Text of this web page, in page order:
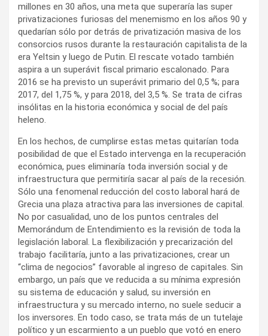
millones en 30 años, una meta que superaría las super
privatizaciones furiosas del menemismo en los años 90 y
quedarían sólo por detrás de privatización masiva de los
consorcios rusos durante la restauración capitalista de la
era Yeltsin y luego de Putin. El rescate votado también
aspira a un superávit fiscal primario escalonado. Para
2016 se ha previsto un superávit primario del 0,5 %; para
2017, del 1,75 %, y para 2018, del 3,5 %. Se trata de cifras
insólitas en la historia económica y social de del país
heleno.
En los hechos, de cumplirse estas metas quitarían toda
posibilidad de que el Estado intervenga en la recuperación
económica, pues eliminaría toda inversión social y de
infraestructura que permitiría sacar al país de la recesión.
Sólo una fenomenal reducción del costo laboral hará de
Grecia una plaza atractiva para las inversiones de capital.
No por casualidad, uno de los puntos centrales del
Memorándum de Entendimiento es la revisión de toda la
legislación laboral. La flexibilización y precarización del
trabajo facilitaría, junto a las privatizaciones, crear un
“clima de negocios” favorable al ingreso de capitales. Sin
embargo, un país que ve reducida a su mínima expresión
su sistema de educación y salud, su inversión en
infraestructura y su mercado interno, no suele seducir a
los inversores. En todo caso, se trata más de un tutelaje
político y un escarmiento a un pueblo que votó en enero